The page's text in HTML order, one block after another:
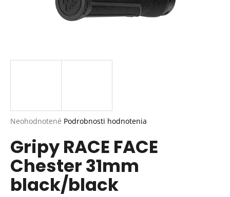
Priemerné
produktu
je
0,0
z
5
hviezdičiek.
Neohodnotené Podrobnosti hodnotenia
Gripy RACE FACE
Chester 31mm
black/black